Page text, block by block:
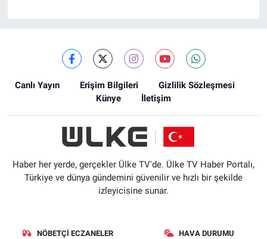
Canlı Yayın Erişim Bilgileri
Gizlilik Sözleşmesi
Künye
İletişim
Haber her yerde, gerçekler Ülke TV'de. Ülke TV Haber Portalı,
Türkiye ve dünya gündemini güvenilir ve hızlı bir şekilde
izleyicisine sunar.
NÖBETÇI ECZANELER HAVA DURUMU